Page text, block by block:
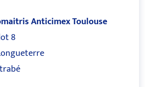
Anticimex Toulouse
8